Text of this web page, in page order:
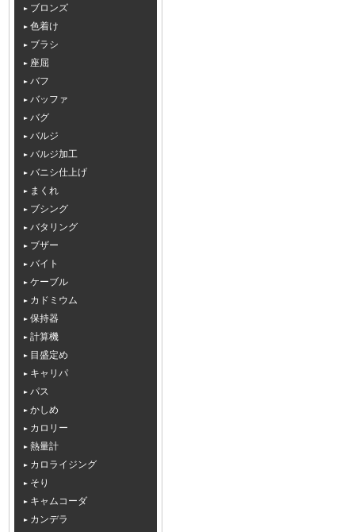
ブロンズ
色着け
ブラシ
座屈
バフ
バッファ
バグ
バルジ
バルジ加工
バニシ仕上げ
まくれ
ブシング
バタリング
ブザー
バイト
ケーブル
カドミウム
保持器
計算機
目盛定め
キャリパ
パス
かしめ
カロリー
熱量計
カロライジング
そり
キャムコーダ
カンデラ